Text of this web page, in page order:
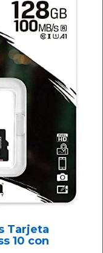
Tarjeta
10 con